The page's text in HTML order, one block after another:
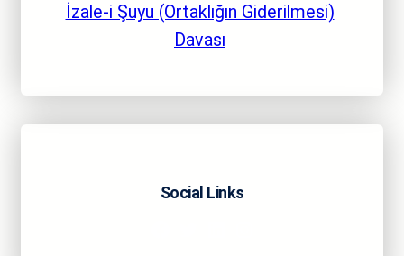
İzale-i Şuyu (Ortaklığın Giderilmesi)
Davası
Social Links